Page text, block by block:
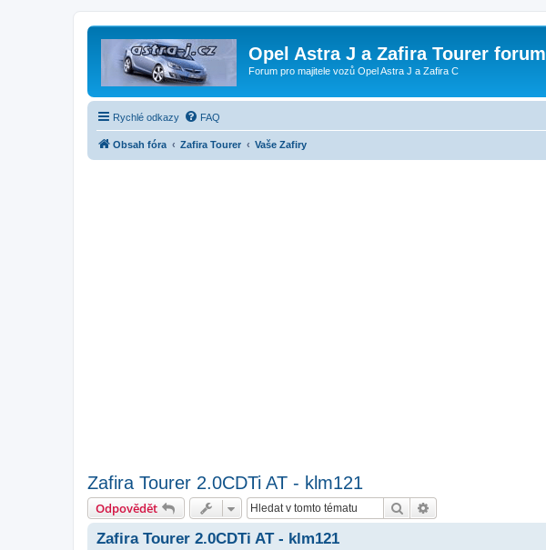
Opel Astra J a Zafira Tourer forum
Forum pro majitele vozů Opel Astra J a Zafira C
Rychlé odkazy FAQ
Obsah fóra Zafira Tourer Vaše Zafiry
Zafira Tourer 2.0CDTi AT - klm121
Odpovědět Hledat
Zafira Tourer 2.0CDTi AT - klm121